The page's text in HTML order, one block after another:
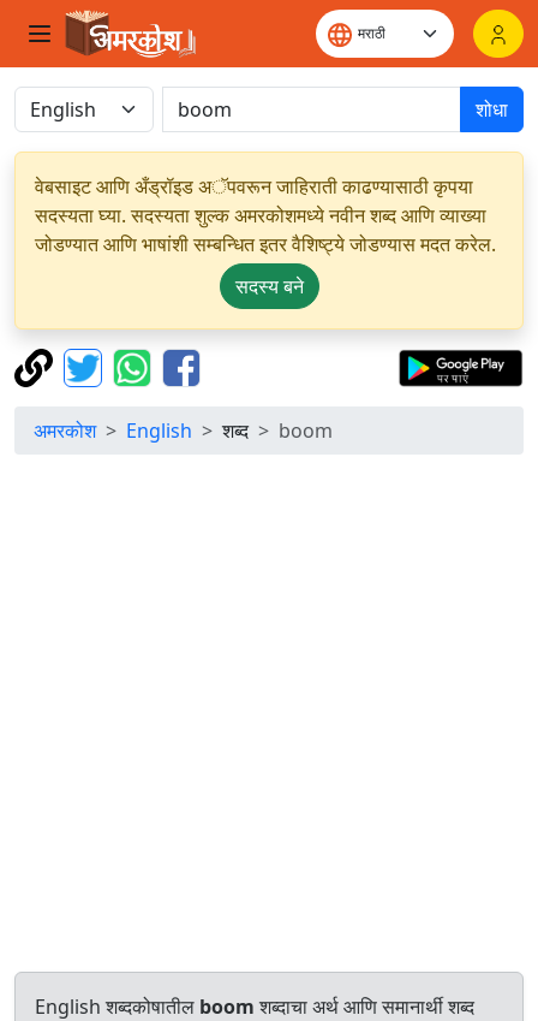
शोधा
वेबसाइट आणि अँड्रॉइड अॅपवरून जाहिराती काढण्यासाठी कृपया
सदस्यता घ्या. सदस्यता शुल्क अमरकोशमध्ये नवीन शब्द आणि व्याख्या
जोडण्यात आणि भाषांशी सम्बन्धित इतर वैशिष्ट्ये जोडण्यास मदत करेल.
सदस्य बने
अमरकोश English शब्द boom
English शब्दकोषातील boomशब्दाचा अर्थ आणि समानार्थी शब्द